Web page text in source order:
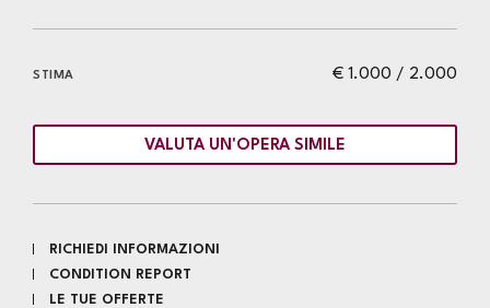
€ 1.000 / 2.000
STIMA
VALUTA UN'OPERA SIMILE
RICHIEDI INFORMAZIONI
CONDITION REPORT
LE TUE OFFERTE